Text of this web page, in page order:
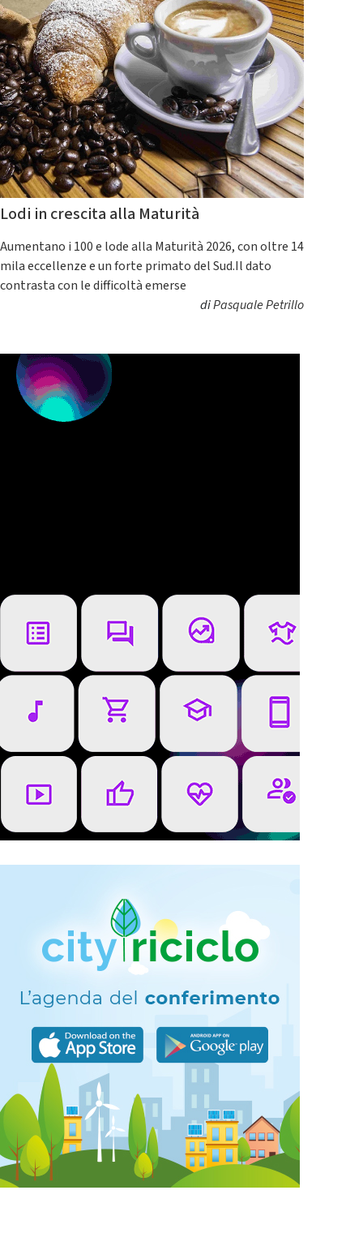
Lodi in crescita alla Maturità
Aumentano i 100 e lode alla Maturità 2026, con oltre 14
mila eccellenze e un forte primato del Sud.Il dato
contrasta con le difficoltà emerse
diPasquale Petrillo